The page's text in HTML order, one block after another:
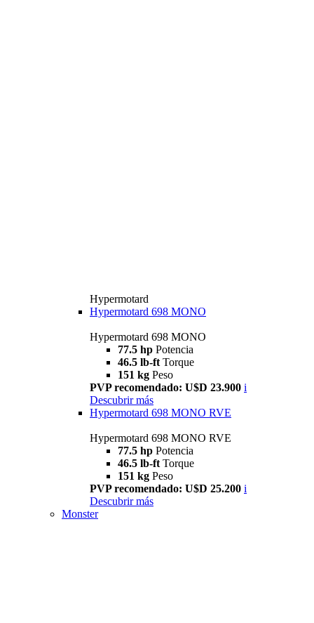
Hypermotard
Hypermotard 698 MONO
Hypermotard 698 MONO
77.5 hp Potencia
46.5 lb-ft Torque
151 kg Peso
PVP recomendado: U$D 23.900 i
Descubrir más
Hypermotard 698 MONO RVE
Hypermotard 698 MONO RVE
77.5 hp Potencia
46.5 lb-ft Torque
151 kg Peso
PVP recomendado: U$D 25.200 i
Descubrir más
Monster